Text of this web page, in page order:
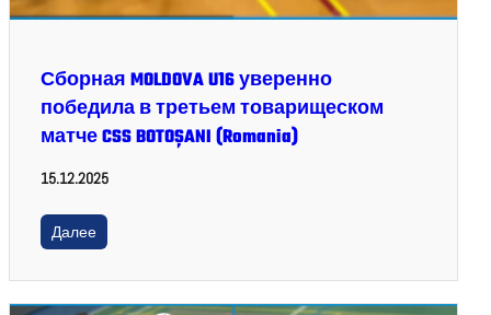
Сборная MOLDOVA U16 уверенно
победила в третьем товарищеском
матче CSS BOTOȘANI (Romania)
15.12.2025
Далее